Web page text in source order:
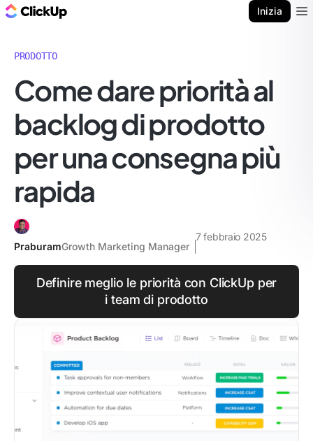
Inizia
PRODOTTO
Come dare priorità al
backlog di prodotto
per una consegna più
rapida
PraburamGrowth Marketing Manager
7 febbraio 2025
Definire meglio le priorità con ClickUp per
i team di prodotto